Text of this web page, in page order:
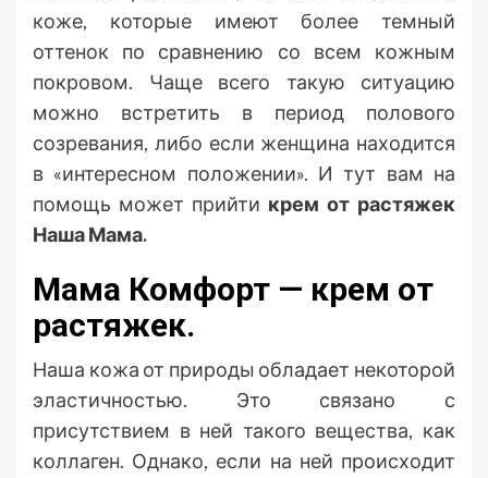
коже, которые имеют более темный
оттенок по сравнению со всем кожным
покровом. Чаще всего такую ситуацию
можно встретить в период полового
созревания, либо если женщина находится
в «интересном положении». И тут вам на
помощь может прийти крем от растяжек
Наша Мама.
Мама Комфорт — крем от
растяжек.
Наша кожа от природы обладает некоторой
эластичностью. Это связано с
присутствием в ней такого вещества, как
коллаген. Однако, если на ней происходит